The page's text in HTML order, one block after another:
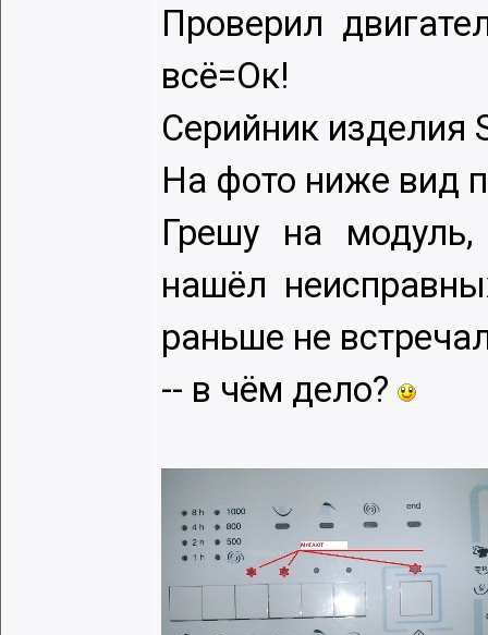
Проверил
всё=Ок!
Серийник изделия
На фото ниже вид
Грешу на
нашёл
раньше не
-- в чём дело?